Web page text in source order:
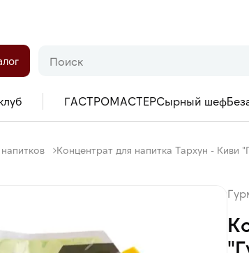
ГАСТРОМАСТЕРСырный шеф
Концентрат для напитка Тархун - Киви